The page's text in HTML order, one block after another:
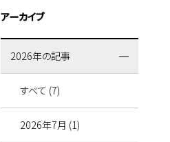
アーカイブ
2026年の記事
すべて (7)
2026年7月 (1)